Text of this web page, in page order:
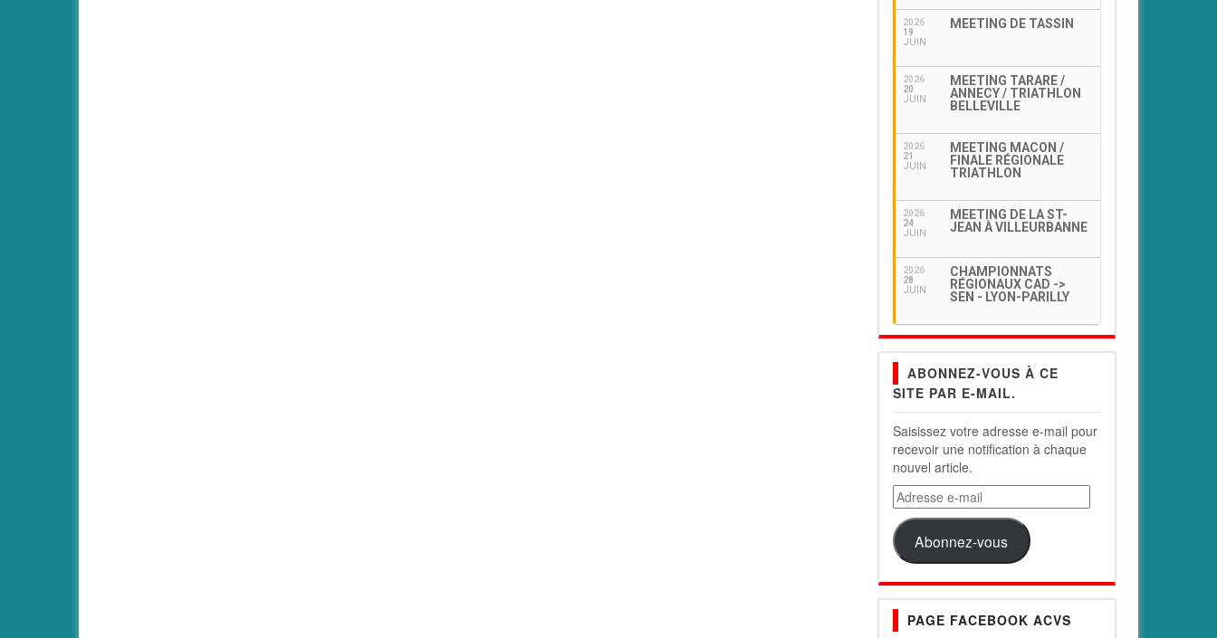
2026
19
JUIN
MEETING DE TASSIN
2026
20
JUIN
MEETING TARARE /
ANNECY / TRIATHLON
BELLEVILLE
2026
21
JUIN
MEETING MACON /
FINALE RÉGIONALE
TRIATHLON
2026
24
JUIN
MEETING DE LA ST-
JEAN À VILLEURBANNE
2026
28
JUIN
CHAMPIONNATS
RÉGIONAUX CAD ->
SEN - LYON-PARILLY
ABONNEZ-VOUS À CE
SITE PAR E-MAIL.
Saisissez votre adresse e-mail pour
recevoir une notification à chaque
nouvel article.
Adresse
e-
mail
Abonnez-vous
PAGE FACEBOOK ACVS